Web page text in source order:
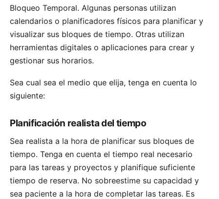
Bloqueo Temporal. Algunas personas utilizan
calendarios o planificadores físicos para planificar y
visualizar sus bloques de tiempo. Otras utilizan
herramientas digitales o aplicaciones para crear y
gestionar sus horarios.
Sea cual sea el medio que elija, tenga en cuenta lo
siguiente:
Planificación realista del tiempo
Sea realista a la hora de planificar sus bloques de
tiempo. Tenga en cuenta el tiempo real necesario
para las tareas y proyectos y planifique suficiente
tiempo de reserva. No sobreestime su capacidad y
sea paciente a la hora de completar las tareas. Es